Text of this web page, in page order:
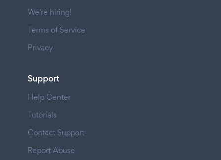
We're hiring!
Terms of Service
Privacy
Support
Help Center
Tutorials
Contact Support
Report Abuse